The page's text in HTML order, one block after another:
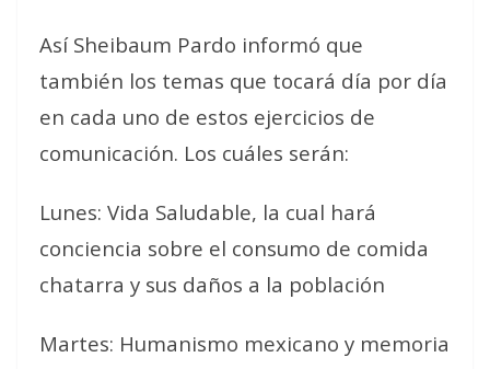
Así Sheibaum Pardo informó que
también los temas que tocará día por día
en cada uno de estos ejercicios de
comunicación. Los cuáles serán:
Lunes: Vida Saludable, la cual hará
conciencia sobre el consumo de comida
chatarra y sus daños a la población
Martes: Humanismo mexicano y memoria